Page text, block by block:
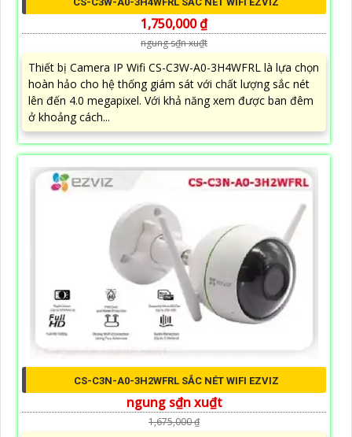
1,750,000 ₫
ngung s₫n xu₫t
Thiết bị Camera IP Wifi CS-C3W-A0-3H4WFRL là lựa chọn
hoàn hảo cho hệ thống giám sát với chất lượng sắc nét
lên đến 4.0 megapixel. Với khả năng xem được ban đêm
ở khoảng cách...
CS-C3N-A0-3H2WFRL SẮC NÉT WIFI EZVIZ
ngung s₫n xu₫t
1,675,000 ₫